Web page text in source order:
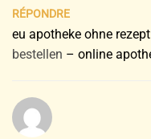
RÉPONDRE
eu apotheke ohne
bestellen – online